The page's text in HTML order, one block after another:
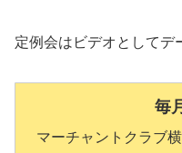
定例会はビデオとしてデ
毎
マーチャントクラブ